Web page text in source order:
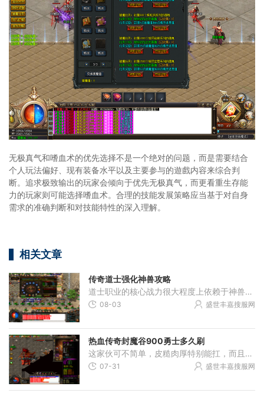
无极真气和嗜血术的优先选择不是一个绝对的问题，而是需要结合
个人玩法偏好、现有装备水平以及主要参与的遊戲内容来综合判
断。追求极致输出的玩家会倾向于优先无极真气，而更看重生存能
力的玩家则可能选择嗜血术。合理的技能发展策略应当基于对自身
需求的准确判断和对技能特性的深入理解。
相关文章
传奇道士强化神兽攻略
道士职业的核心战力很大程度上依赖于神兽的强度，提升神兽能力需要从基础技能着手。召唤神兽技能的等级直接决定了召唤物的基础属性，技能等级越高，神兽的初始等级和战斗力就
08-03 盛世丰嘉搜服网
热血传奇封魔谷900勇士多久刷
这家伙可不简单，皮糙肉厚特别能扛，而且行动速度还特别快，想要搞定它得花不少心思。在封魔谷这张地图里，你可以在城外和部分洞窟里找到它们的身影，不过要想轻松应对，最好
07-31 盛世丰嘉搜服网